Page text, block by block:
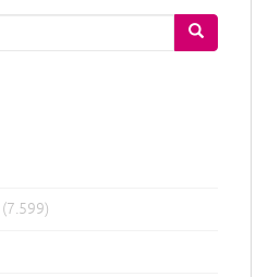
(7.599)